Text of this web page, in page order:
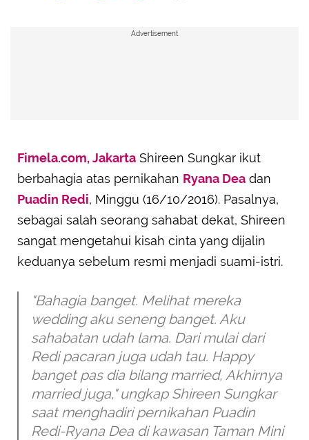
Advertisement
Fimela.com, Jakarta Shireen Sungkar ikut
berbahagia atas pernikahan Ryana Dea dan
Puadin Redi, Minggu (16/10/2016). Pasalnya,
sebagai salah seorang sahabat dekat, Shireen
sangat mengetahui kisah cinta yang dijalin
keduanya sebelum resmi menjadi suami-istri.
"Bahagia banget. Melihat mereka
wedding aku seneng banget. Aku
sahabatan udah lama. Dari mulai dari
Redi pacaran juga udah tau. Happy
banget pas dia bilang married, Akhirnya
married juga," ungkap Shireen Sungkar
saat menghadiri pernikahan Puadin
Redi-Ryana Dea di kawasan Taman Mini